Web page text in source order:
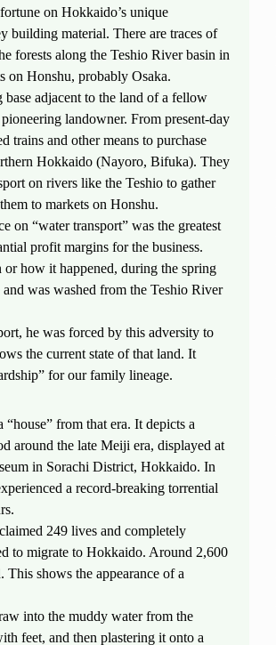
on Hokkaido’s unique
building material. There are traces of
forests along the Teshio River basin in
on Honshu, probably Osaka.
adjacent to the land of a fellow
landowner. From present-day
and other means to purchase
Hokkaido (Nayoro, Bifuka). They
on rivers like the Teshio to gather
to markets on Honshu.
on “water transport” was the greatest
profit margins for the business.
how it happened, during the spring
was washed from the Teshio River
he was forced by this adversity to
the current state of that land. It
for our family lineage.
from that era. It depicts a
around the late Meiji era, displayed at
in Sorachi District, Hokkaido. In
a record-breaking torrential
249 lives and completely
to migrate to Hokkaido. Around 2,600
shows the appearance of a
into the muddy water from the
feet, and then plastering it onto a